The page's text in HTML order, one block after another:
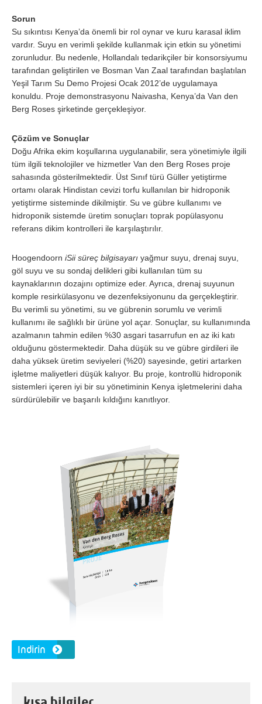
Sorun
Su sıkıntısı Kenya’da önemli bir rol oynar ve kuru karasal iklim
vardır. Suyu en verimli şekilde kullanmak için etkin su yönetimi
zorunludur. Bu nedenle, Hollandalı tedarikçiler bir konsorsiyumu
tarafından geliştirilen ve Bosman Van Zaal tarafından başlatılan
Yeşil Tarım Su Demo Projesi Ocak 2012’de uygulamaya
konuldu. Proje demonstrasyonu Naivasha, Kenya’da Van den
Berg Roses şirketinde gerçekleşiyor.
Çözüm ve Sonuçlar
Doğu Afrika ekim koşullarına uygulanabilir, sera yönetimiyle ilgili
tüm ilgili teknolojiler ve hizmetler Van den Berg Roses proje
sahasında gösterilmektedir. Üst Sınıf türü Güller yetiştirme
ortamı olarak Hindistan cevizi torfu kullanılan bir hidroponik
yetiştirme sisteminde dikilmiştir. Su ve gübre kullanımı ve
hidroponik sistemde üretim sonuçları toprak popülasyonu
referans dikim kontrolleri ile karşılaştırılır.
Hoogendoorn iSii süreç bilgisayarı yağmur suyu, drenaj suyu,
göl suyu ve su sondaj delikleri gibi kullanılan tüm su
kaynaklarının dozajını optimize eder. Ayrıca, drenaj suyunun
komple resirkülasyonu ve dezenfeksiyonunu da gerçekleştirir.
Bu verimli su yönetimi, su ve gübrenin sorumlu ve verimli
kullanımı ile sağlıklı bir ürüne yol açar. Sonuçlar, su kullanımında
azalmanın tahmin edilen %30 asgari tasarrufun en az iki katı
olduğunu göstermektedir. Daha düşük su ve gübre girdileri ile
daha yüksek üretim seviyeleri (%20) sayesinde, getiri artarken
işletme maliyetleri düşük kalıyor. Bu proje, kontrollü hidroponik
sistemleri içeren iyi bir su yönetiminin Kenya işletmelerini daha
sürdürülebilir ve başarılı kıldığını kanıtlıyor.
Indirin